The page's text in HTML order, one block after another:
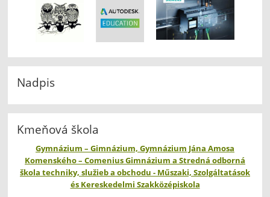
Nadpis
Kmeňová škola
Gymnázium – Gimnázium, Gymnázium Jána Amosa
Komenského – Comenius Gimnázium a Stredná odborná
škola techniky, služieb a obchodu - Műszaki, Szolgáltatások
és Kereskedelmi Szakközépiskola